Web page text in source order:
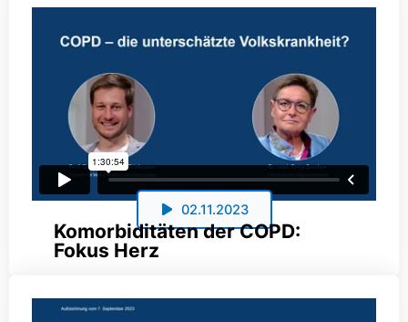
02.11.2023
Komorbiditäten der COPD:
Fokus Herz